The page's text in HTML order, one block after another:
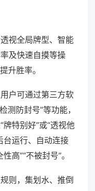
视全局牌型、智能
及快速自摸等操
升胜率。
户可通过第三方软
测防封号”等功能，
特别好”或“透视他
台运行、自动连接
高”“不被封号”。
则，集划水、推倒